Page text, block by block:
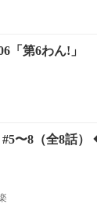
第6わん!」
#5〜8（全8話